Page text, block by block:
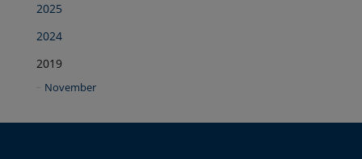
2025
2024
2019
November